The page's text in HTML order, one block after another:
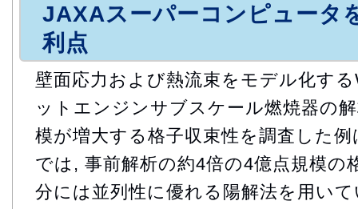
JAXAスーパーコンピュータ
利点
壁面応力および熱流束をモデル化す
ットエンジンサブスケール燃焼器の
模が増大する格子収束性を調査した
では, 事前解析の約4倍の4億点規模の
分には並列性に優れる陽解法を用い